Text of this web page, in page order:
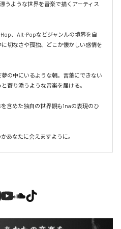
うような世界を音楽で描くアーティス
、Alt-Popなどジャンルの境界を自
切なさや孤独、どこか懐かしい感情を
の中にいるような朝。言葉にできない
寄り添うような音楽を届ける。
含めた独自の世界観も1naの表現のひ
あなたに会えますように。